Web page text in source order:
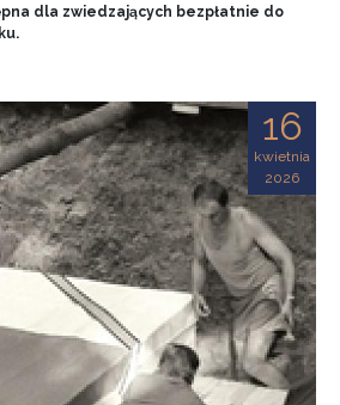
dla zwiedzających bezpłatnie do
16
kwietnia
2026